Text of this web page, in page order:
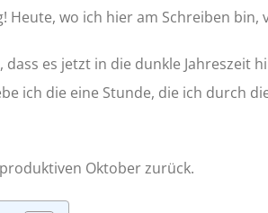
Heute, wo ich hier am Schreiben
es jetzt in die dunkle
ich die eine Stunde, die ich durch
Oktober zurück.